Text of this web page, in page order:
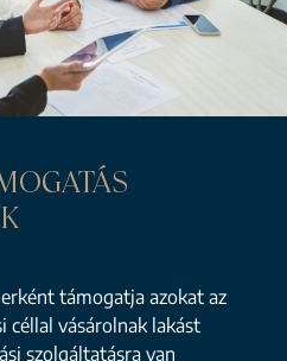
támogatja azokat az
céllal vásárolnak lakást
szolgáltatásra van